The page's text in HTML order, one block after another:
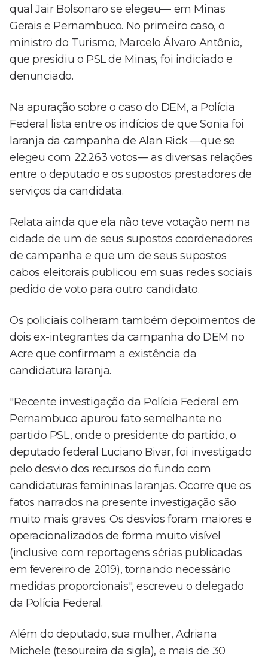
qual Jair Bolsonaro se elegeu— em Minas
Gerais e Pernambuco. No primeiro caso, o
ministro do Turismo, Marcelo Álvaro Antônio,
que presidiu o PSL de Minas, foi indiciado e
denunciado.
Na apuração sobre o caso do DEM, a Polícia
Federal lista entre os indícios de que Sonia foi
laranja da campanha de Alan Rick —que se
elegeu com 22.263 votos— as diversas relações
entre o deputado e os supostos prestadores de
serviços da candidata.
Relata ainda que ela não teve votação nem na
cidade de um de seus supostos coordenadores
de campanha e que um de seus supostos
cabos eleitorais publicou em suas redes sociais
pedido de voto para outro candidato.
Os policiais colheram também depoimentos de
dois ex-integrantes da campanha do DEM no
Acre que confirmam a existência da
candidatura laranja.
"Recente investigação da Polícia Federal em
Pernambuco apurou fato semelhante no
partido PSL, onde o presidente do partido, o
deputado federal Luciano Bivar, foi investigado
pelo desvio dos recursos do fundo com
candidaturas femininas laranjas. Ocorre que os
fatos narrados na presente investigação são
muito mais graves. Os desvios foram maiores e
operacionalizados de forma muito visível
(inclusive com reportagens sérias publicadas
em fevereiro de 2019), tornando necessário
medidas proporcionais", escreveu o delegado
da Polícia Federal.
Além do deputado, sua mulher, Adriana
Michele (tesoureira da sigla), e mais de 30